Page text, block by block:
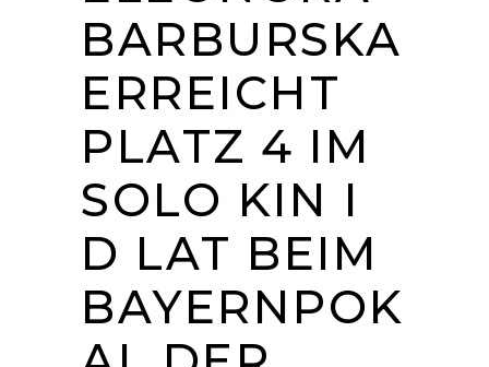
BARBURSKA
ERREICHT
PLATZ 4 IM
SOLO KIN I
D LAT BEIM
BAYERNPOK